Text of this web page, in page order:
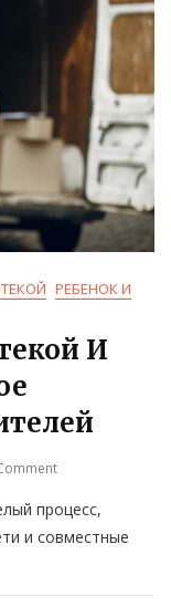
РЕБЕНОК И
И
On
Развестись
С
Ребенком
процесс,
и совместные